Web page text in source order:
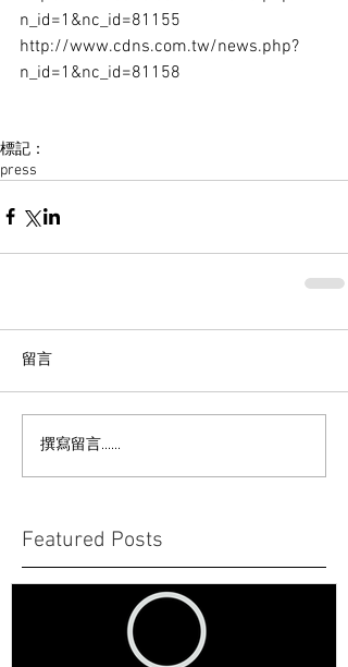
n_id=1&nc_id=81155
http://www.cdns.com.tw/news.php?
n_id=1&nc_id=81158
標記：
press
留言
撰寫留言......
Featured Posts